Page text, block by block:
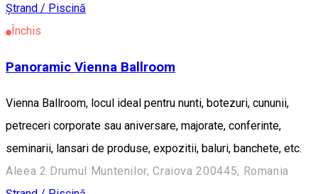
Ștrand / Piscină
Închis
Panoramic Vienna Ballroom
Vienna Ballroom, locul ideal pentru nunti, botezuri, cununii,
petreceri corporate sau aniversare, majorate, conferinte,
seminarii, lansari de produse, expozitii, baluri, banchete, etc.
Aleea 2 Drumul Muntenilor, Craiova 200445, Romania